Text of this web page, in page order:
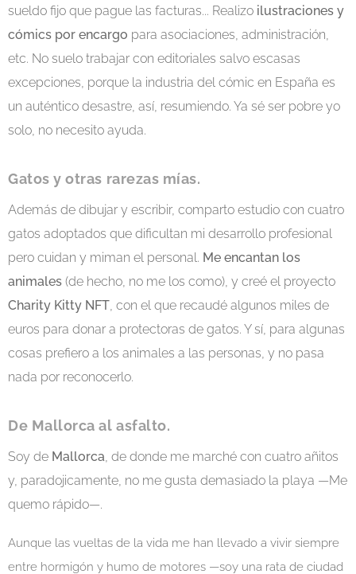
sueldo fijo que pague las facturas... Realizo ilustraciones y
cómics por encargo para asociaciones, administración,
etc. No suelo trabajar con editoriales salvo escasas
excepciones, porque la industria del cómic en España es
un auténtico desastre, así, resumiendo. Ya sé ser pobre yo
solo, no necesito ayuda.
Gatos y otras rarezas mías.
Además de dibujar y escribir, comparto estudio con cuatro
gatos adoptados que dificultan mi desarrollo profesional
pero cuidan y miman el personal. Me encantan los
animales (de hecho, no me los como), y creé el proyecto
Charity Kitty NFT, con el que recaudé algunos miles de
euros para donar a protectoras de gatos. Y sí, para algunas
cosas prefiero a los animales a las personas, y no pasa
nada por reconocerlo.
De Mallorca al asfalto.
Soy de Mallorca, de donde me marché con cuatro añitos
y, paradojicamente, no me gusta demasiado la playa —Me
quemo rápido—.
Aunque las vueltas de la vida me han llevado a vivir siempre
entre hormigón y humo de motores —soy una rata de ciudad